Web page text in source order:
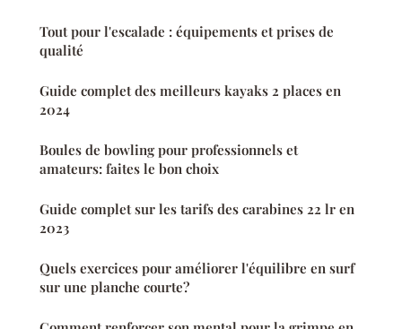
Tout pour l'escalade : équipements et prises de
qualité
Guide complet des meilleurs kayaks 2 places en
2024
Boules de bowling pour professionnels et
amateurs: faites le bon choix
Guide complet sur les tarifs des carabines 22 lr en
2023
Quels exercices pour améliorer l'équilibre en surf
sur une planche courte?